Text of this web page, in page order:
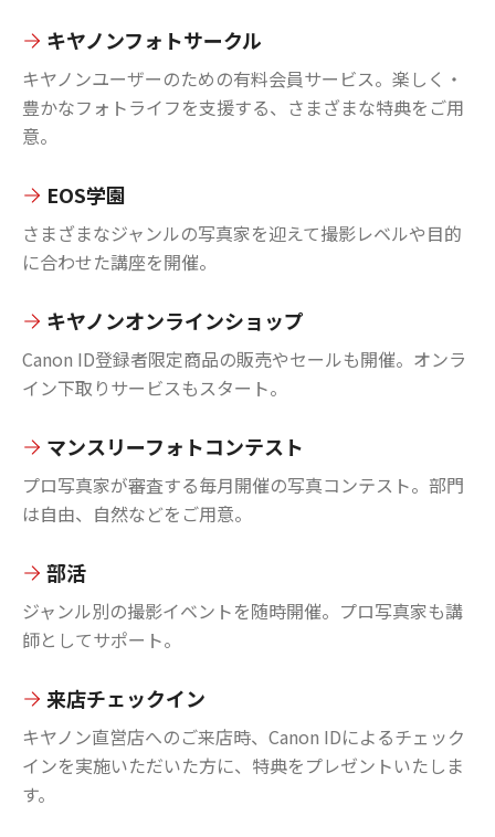
キヤノンフォトサークル
キヤノンユーザーのための有料会員サービス。楽しく・
豊かなフォトライフを支援する、さまざまな特典をご用
意。
EOS学園
さまざまなジャンルの写真家を迎えて撮影レベルや目的
に合わせた講座を開催。
キヤノンオンラインショップ
Canon ID登録者限定商品の販売やセールも開催。オンラ
イン下取りサービスもスタート。
マンスリーフォトコンテスト
プロ写真家が審査する毎月開催の写真コンテスト。部門
は自由、自然などをご用意。
部活
ジャンル別の撮影イベントを随時開催。プロ写真家も講
師としてサポート。
来店チェックイン
キヤノン直営店へのご来店時、Canon IDによるチェック
インを実施いただいた方に、特典をプレゼントいたしま
す。